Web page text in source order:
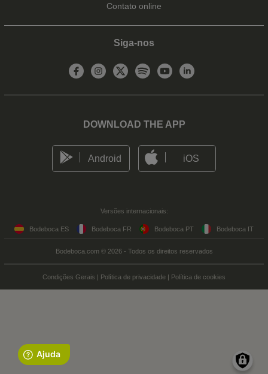
Contato online
Siga-nos
DOWNLOAD THE APP
Android iOS
Versões internacionais:
Bodeboca ES Bodeboca FR Bodeboca PT Bodeboca IT
Bodeboca.com © 2026 - Todos os direitos reservados
Condições Gerais | Política de privacidade | Política de cookies